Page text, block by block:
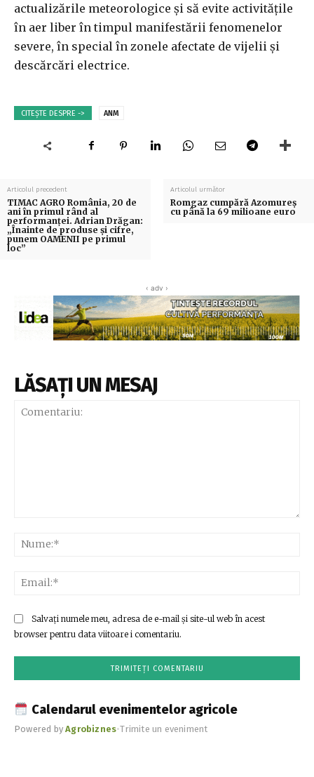
actualizările meteorologice și să evite activitățile
în aer liber în timpul manifestării fenomenelor
severe, în special în zonele afectate de vijelii și
descărcări electrice.
CITEȘTE DESPRE -> ANM
Articolul precedent
TIMAC AGRO România, 20 de
ani în primul rând al
performanței. Adrian Drăgan:
„Înainte de produse și cifre,
punem OAMENII pe primul
loc”
Articolul următor
Romgaz cumpără Azomureș
cu până la 69 milioane euro
‹ adv ›
LĂSAȚI UN MESAJ
Salvați numele meu, adresa de e-mail și site-ul web în acest
browser pentru data viitoare i comentariu.
Calendarul evenimentelor agricole
Powered byAgrobiznes•Trimite un eveniment